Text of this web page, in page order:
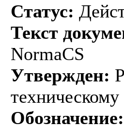
Статус:
Текст
NormaCS
Утвержден:
Обозначение: